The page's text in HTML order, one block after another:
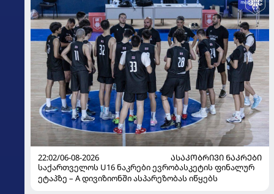
22:02/06-08-2026
ᲐᲡᲐᲙᲝᲑᲠᲘᲕᲘ ᲜᲐᲙᲠᲔᲑᲘ
საქართველოს U16 ნაკრები ევრობასკეტის ფინალურ
ეტაპზე – A დივიზიონში ასპარეზობას იწყებს